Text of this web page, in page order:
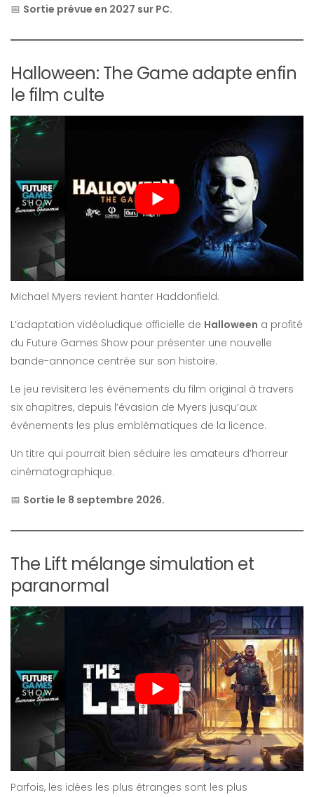
📅 Sortie prévue en 2027 sur PC.
Halloween: The Game adapte enfin
le film culte
Michael Myers revient hanter Haddonfield.
L’adaptation vidéoludique officielle de Halloween a profité
du Future Games Show pour présenter une nouvelle
bande-annonce centrée sur son histoire.
Le jeu revisitera les événements du film original à travers
six chapitres, depuis l’évasion de Myers jusqu’aux
événements les plus emblématiques de la licence.
Un titre qui pourrait bien séduire les amateurs d’horreur
cinématographique.
📅 Sortie le 8 septembre 2026.
The Lift mélange simulation et
paranormal
Parfois, les idées les plus étranges sont les plus